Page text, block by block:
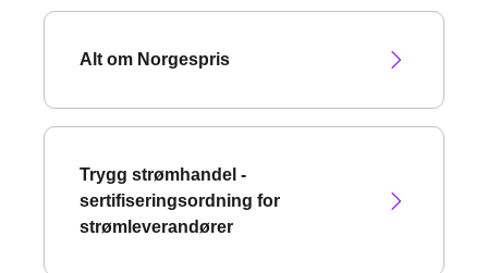
Alt om Norgespris
Trygg strømhandel -
sertifiseringsordning for
strømleverandører